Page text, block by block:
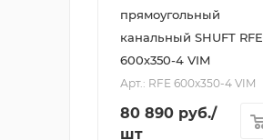
прямоугольный
канальный SHUFT RFE
600х350-4 VIM
Арт.: RFE 600х350-4 VIM
80 890 руб./
шт